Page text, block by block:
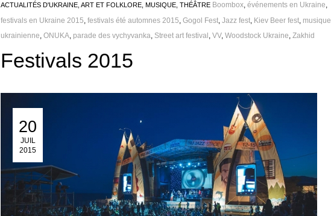
ACTUALITÉS D'UKRAINE ,ART ET FOLKLORE ,MUSIQUE ,THÉÂTRE Boombox ,événements en Ukraine
festivals en Ukraine 2015 ,festivals été automnes 2015 ,Gogol Fest ,Jazz fest Kiev Beer fest musique
ukrainienne ,ONUKA parade des vychyvanka Street art festival ,VV,Woodstock Ukraine Zakhid
Festivals 2015
20
JUIL
2015
20 Juil 2015